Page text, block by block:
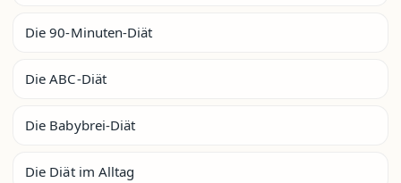
Die 90-Minuten-Diät
Die ABC-Diät
Die Babybrei-Diät
Die Diät im Alltag